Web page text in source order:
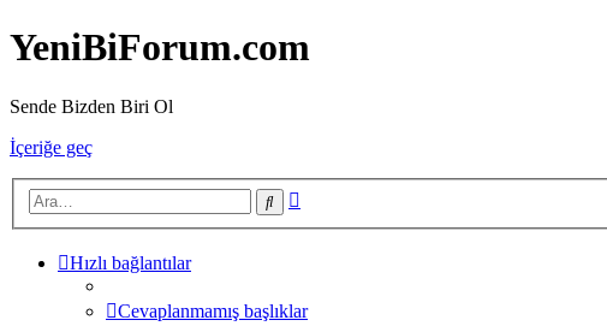
YeniBiForum.com
Sende Bizden Biri Ol
İçeriğe geç
Ara
Hızlı bağlantılar
Cevaplanmamış başlıklar